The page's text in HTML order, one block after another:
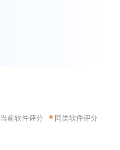
当前软件评分 同类软件评分